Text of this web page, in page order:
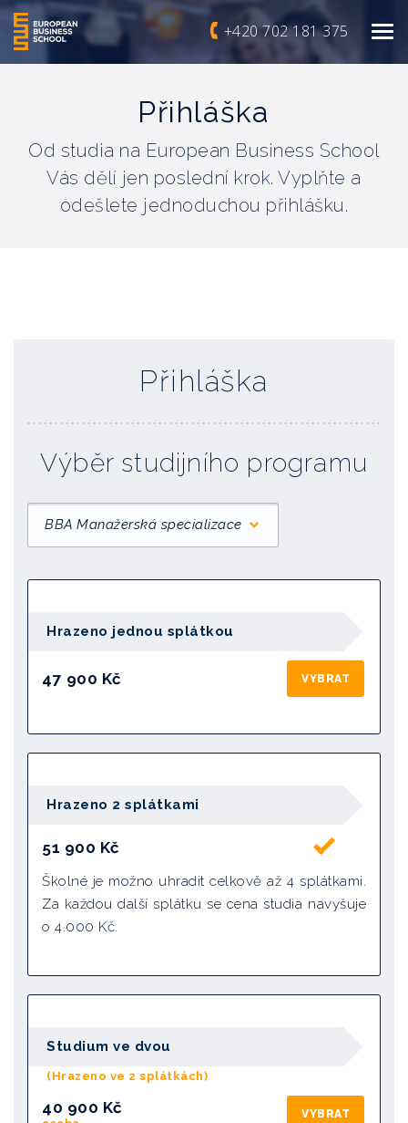
+420 702 181 375
Přihláška
Od studia na European Business School
Vás dělí jen poslední krok. Vyplňte a
odešlete jednoduchou přihlášku.
Přihláška
Výběr studijního programu
BBA Manažerská specializace
Hrazeno jednou splátkou
47 900 Kč VYBRAT
Hrazeno 2 splátkami
51 900 Kč
Školné je možno uhradit celkově až 4 splátkami.
Za každou další splátku se cena studia navyšuje
o 4.000 Kč.
Studium ve dvou
(Hrazeno ve 2 splátkách)
40 900 Kč VYBRAT